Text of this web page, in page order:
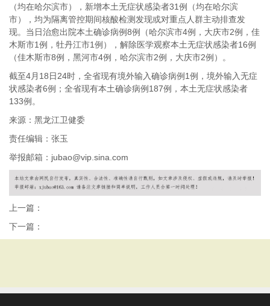
（均在哈尔滨市），新增本土无症状感染者31例（均在哈尔滨
市），均为隔离管控期间核酸检测发现或对重点人群主动排查发
现。当日治愈出院本土确诊病例8例（哈尔滨市4例，大庆市2例，佳
木斯市1例，牡丹江市1例），解除医学观察本土无症状感染者16例
（佳木斯市8例，黑河市4例，哈尔滨市2例，大庆市2例）。
截至4月18日24时，全省现有境外输入确诊病例1例，境外输入无症
状感染者6例；全省现有本土确诊病例187例，本土无症状感染者
133例。
来源：黑龙江卫健委
责任编辑：张玉
举报邮箱：jubao@vip.sina.com
上一篇：
下一篇：